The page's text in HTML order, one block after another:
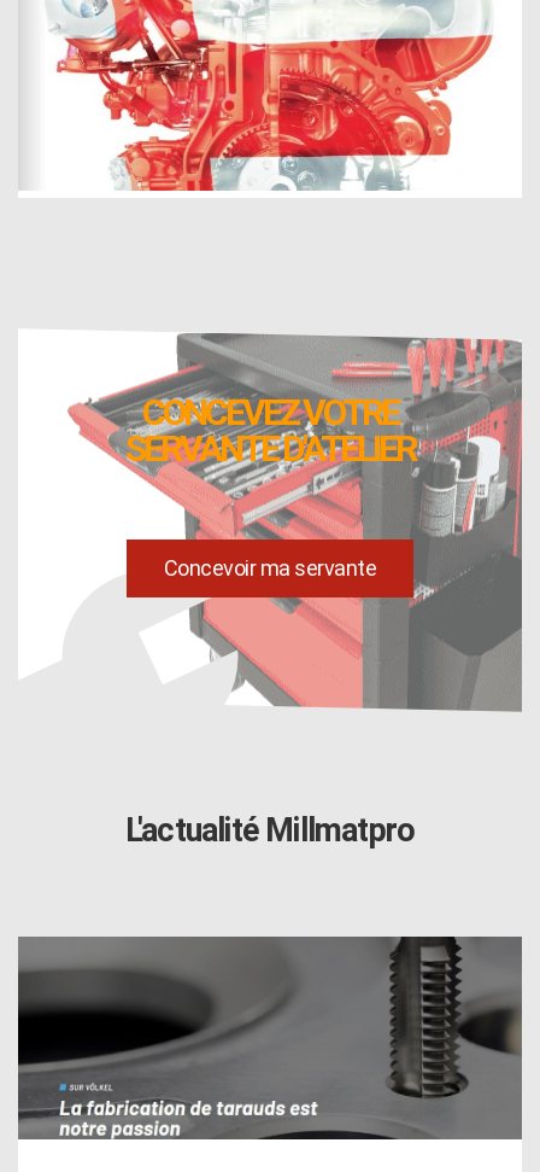
CONCEVEZ VOTRE
SERVANTE D'ATELIER
Concevoir ma servante
L'actualité Millmatpro